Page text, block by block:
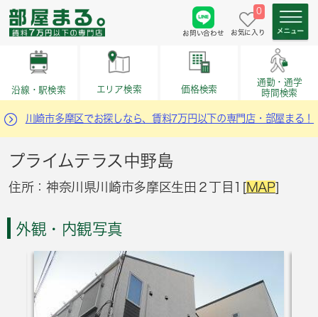
お問い合わせ
0
お気に入り
沿線・駅検索 エリア検索 価格検索
通勤・通学
時間検索
川崎市多摩区でお探しなら、賃料7万円以下の専門店・部屋まる！
プライムテラス中野島
住所：神奈川県川崎市多摩区生田２丁目1[MAP]
外観・内観写真